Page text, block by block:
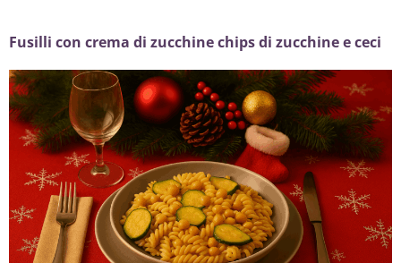
Fusilli con crema di zucchine chips di zucchine e ceci